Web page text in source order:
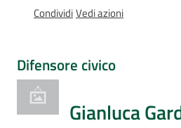
Notizie
rete
CondividiVedi azioni
Difensore civico
Gianluca